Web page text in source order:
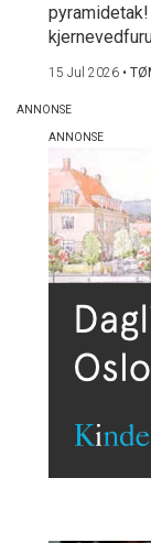
15 Jul 2026 •